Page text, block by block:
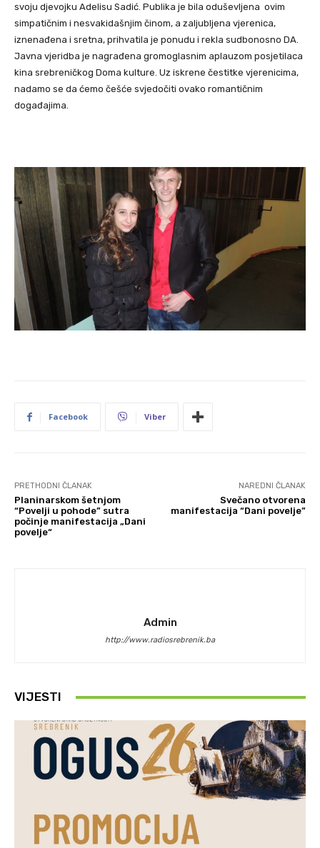
svoju djevojku Adelisu Sadić. Publika je bila oduševljena ovim
simpatičnim i nesvakidašnjim činom, a zaljubljena vjerenica,
iznenađena i sretna, prihvatila je ponudu i rekla sudbonosno DA.
Javna vjeridba je nagrađena gromoglasnim aplauzom posjetilaca
kina srebreničkog Doma kulture. Uz iskrene čestitke vjerenicima,
nadamo se da ćemo češće svjedočiti ovako romantičnim
događajima.
Facebook Viber
PRETHODNI ČLANAK
Planinarskom šetnjom
“Povelji u pohode” sutra
počinje manifestacija „Dani
povelje“
NAREDNI ČLANAK
Svečano otvorena
manifestacija “Dani povelje”
Admin
http://www.radiosrebrenik.ba
VIJESTI